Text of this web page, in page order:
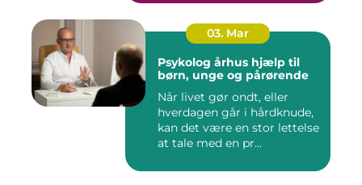
03. Mar
Psykolog århus hjælp til
børn, unge og pårørende
Når livet gør ondt, eller
hverdagen går i hårdknude,
kan det være en stor lettelse
at tale med en pr...